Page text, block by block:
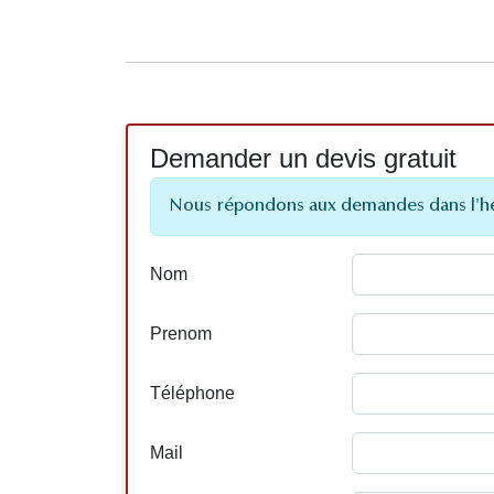
Demander un devis gratuit
Nous répondons aux demandes dans
Nom
Prenom
Téléphone
Mail